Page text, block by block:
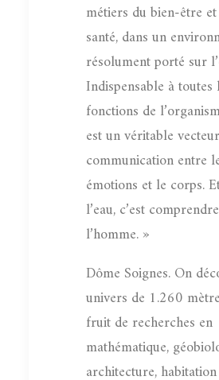
métiers du bien-être
santé, dans un
résolument porté sur
Indispensable à toutes
fonctions de
est un véritable
communication entre
émotions et le corps.
l’eau, c’est comprendre
l’homme. »
Dôme Soignes. On
univers de 1.260
fruit de recherches en
mathématique,
architecture, habitation